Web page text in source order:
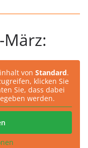
von Standard.
klicken Sie
Sie, dass dabei
werden.